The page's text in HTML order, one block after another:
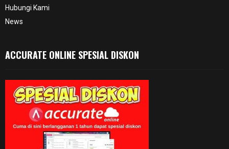
Hubungi Kami
News
ACCURATE ONLINE SPESIAL DISKON